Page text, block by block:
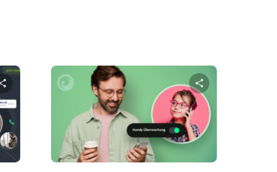
Diesen Artikel teilen
Twitter Facebook Link kopieren
Diesen Artikel